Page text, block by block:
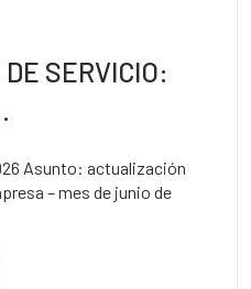
SERVICIO:
Asunto: actualización
– mes de junio de